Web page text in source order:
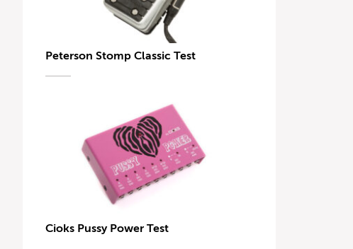
Peterson Stomp Classic Test
Cioks Pussy Power Test